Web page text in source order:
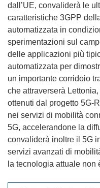
dall’UE, convaliderà le
caratteristiche 3GPP
automatizzata in
sperimentazioni sul
delle applicazioni più
automatizzata per
un importante corridoio
che attraverserà
ottenuti dal progetto 5G-
nei servizi di mobilità
5G, accelerandone la
convaliderà inoltre il 5G
servizi avanzati di
la tecnologia attuale non